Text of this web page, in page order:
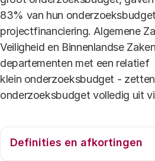
83% van hun
projectfinanciering. Algemene
Veiligheid en Binnenlandse
departementen met een relatief
klein onderzoeksbudget -
onderzoeksbudget volledig uit
Definities en afkortingen